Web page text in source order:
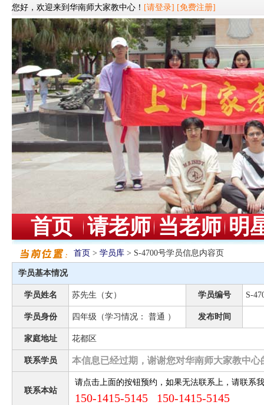
您好，欢迎来到华南师大家教中心！ [请登录] [免费注册]
首页 请老师 当老师 明
首页 > 学员库 > S-4700号学员信息内容页
学员基本情况
学员姓名 苏先生（女） 学员编号 S-
学员身份 四年级（学习情况： 普通 ） 发布时间
家庭地址 花都区
联系学员 本信息已经过期，谢谢您对华南师大家教中心
联系本站
请点击上面的按钮预约，如果无法联系上，请联系
150-1415-5145 150-1415-5145